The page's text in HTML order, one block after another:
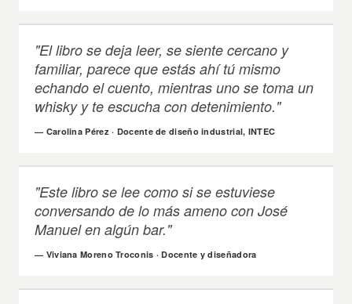
"El libro se deja leer, se siente cercano y
familiar, parece que estás ahí tú mismo
echando el cuento, mientras uno se toma un
whisky y te escucha con detenimiento."
— Carolina Pérez · Docente de diseño industrial, INTEC
"Este libro se lee como si se estuviese
conversando de lo más ameno con José
Manuel en algún bar."
— Viviana Moreno Troconis · Docente y diseñadora